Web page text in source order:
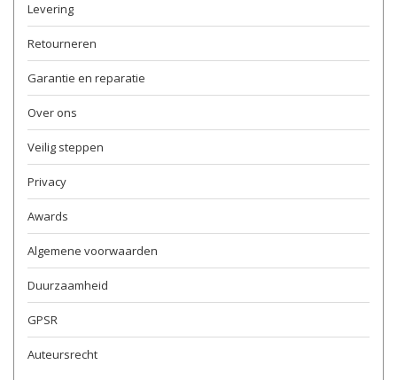
Levering
Retourneren
Garantie en reparatie
Over ons
Veilig steppen
Privacy
Awards
Algemene voorwaarden
Duurzaamheid
GPSR
Auteursrecht